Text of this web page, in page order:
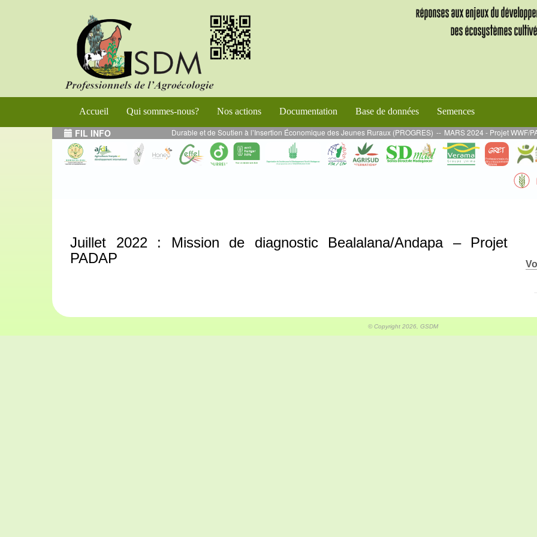
Accueil Qui sommes-nous? Nos actions Documentation Base de données Semences
FIL INFO
de Renforcement de l’Entrepreneuriat Durable et de Soutien à l’Insertion Économique des Jeunes Ruraux (PROGRES) -- MARS 2024 - Projet WWF/
Juillet 2022 : Mission de diagnostic Bealalana/Andapa – Projet
PADAP
© Copyright 2026, GSDM